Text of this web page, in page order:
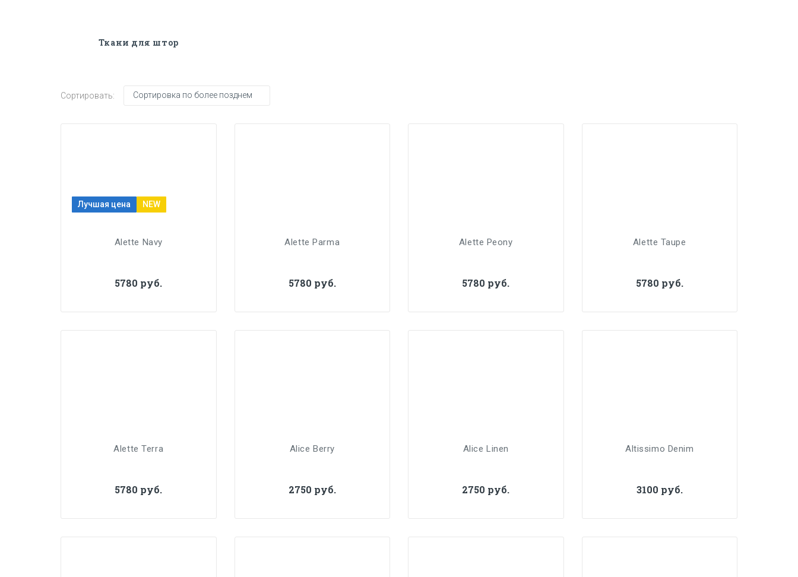
Ткани для штор
Сортировать:
Лучшая цена NEW
Alette Navy
5780 руб.
Alette Parma
5780 руб.
Alette Peony
5780 руб.
Alette Taupe
5780 руб.
Alette Terra
5780 руб.
Alice Berry
2750 руб.
Alice Linen
2750 руб.
Altissimo Denim
3100 руб.